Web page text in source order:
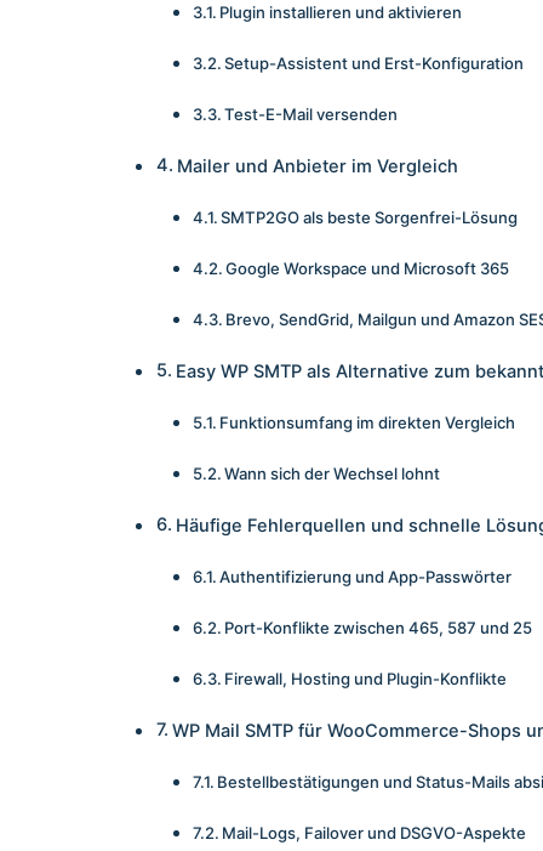
Plugin installieren und aktivieren
Setup-Assistent und Erst-Konfiguration
Test-E-Mail versenden
Mailer und Anbieter im Vergleich
SMTP2GO als beste Sorgenfrei-Lösung
Google Workspace und Microsoft 365
Brevo, SendGrid, Mailgun und Amazon
Easy WP SMTP als Alternative zum
Funktionsumfang im direkten Vergleich
Wann sich der Wechsel lohnt
Häufige Fehlerquellen und schnelle
Authentifizierung und App-Passwörter
Port-Konflikte zwischen 465, 587 und 25
Firewall, Hosting und Plugin-Konflikte
WP Mail SMTP für WooCommerce-Shops
Bestellbestätigungen und Status-Mails
Mail-Logs, Failover und DSGVO-Aspekte